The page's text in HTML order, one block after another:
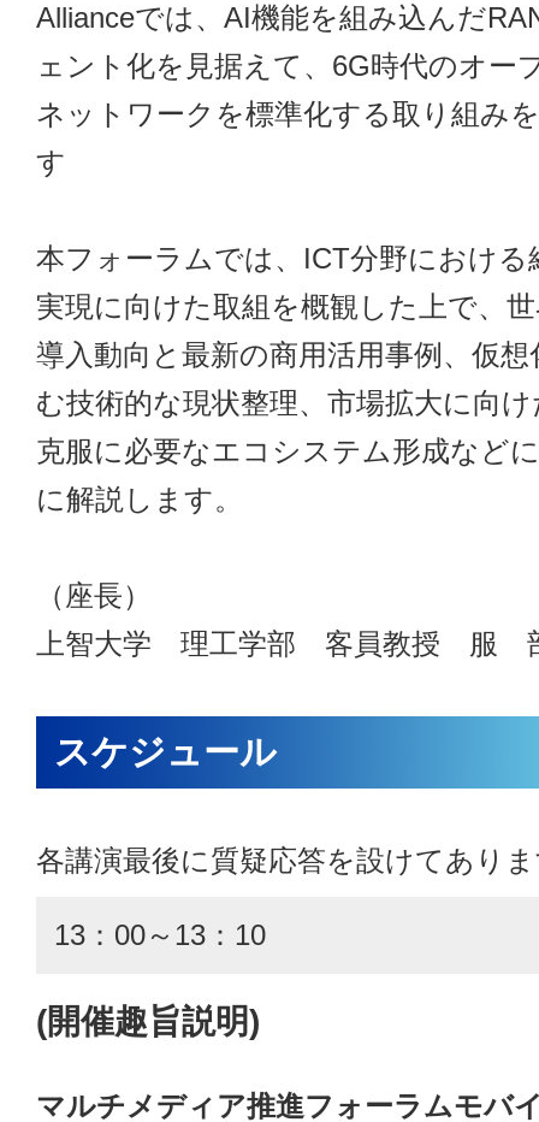
Allianceでは、AI機能を組み込んだ
ェント化を見据えて、6G時代のオー
ネットワークを標準化する取り組み
す
本フォーラムでは、ICT分野における
実現に向けた取組を概観した上で、
導入動向と最新の商用活用事例、仮
む技術的な現状整理、市場拡大に向
克服に必要なエコシステム形成など
に解説します。
（座長）
上智大学 理工学部 客員教授
スケジュール
各講演最後に質疑応答を設けてあり
13：00～13：10
(開催趣旨説明)
マルチメディア推進フォーラムモバ